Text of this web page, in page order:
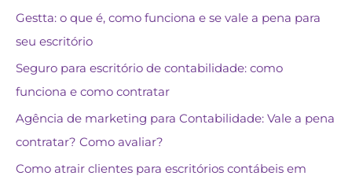
Gestta: o que é, como funciona e se vale a pena para
seu escritório
Seguro para escritório de contabilidade: como
funciona e como contratar
Agência de marketing para Contabilidade: Vale a pena
contratar? Como avaliar?
Como atrair clientes para escritórios contábeis em